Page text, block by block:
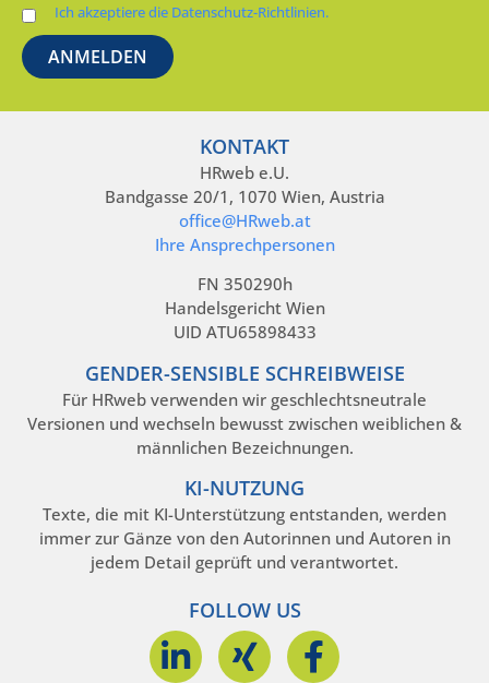
Ich akzeptiere die Datenschutz-Richtlinien.
KONTAKT
HRweb e.U.
Bandgasse 20/1, 1070 Wien, Austria
office@HRweb.at
Ihre Ansprechpersonen
FN 350290h
Handelsgericht Wien
UID ATU65898433
GENDER-SENSIBLE SCHREIBWEISE
Für HRweb verwenden wir geschlechtsneutrale
Versionen und wechseln bewusst zwischen weiblichen &
männlichen Bezeichnungen.
KI-NUTZUNG
Texte, die mit KI-Unterstützung entstanden, werden
immer zur Gänze von den Autorinnen und Autoren in
jedem Detail geprüft und verantwortet.
FOLLOW US